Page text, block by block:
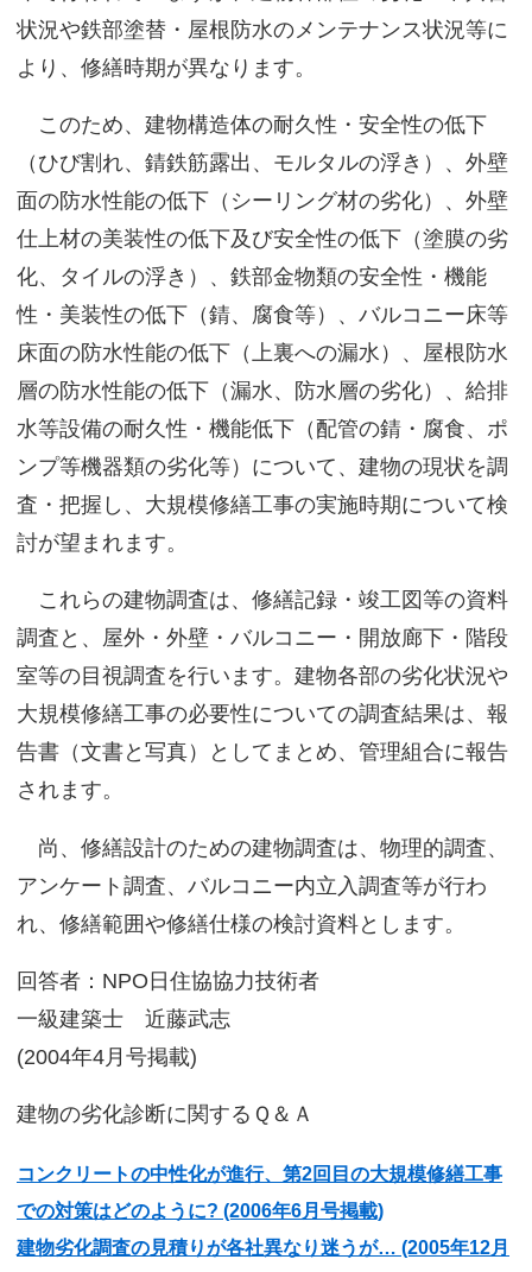
状況や鉄部塗替・屋根防水のメンテナンス状況等に
より、修繕時期が異なります。
このため、建物構造体の耐久性・安全性の低下
（ひび割れ、錆鉄筋露出、モルタルの浮き）、外壁
面の防水性能の低下（シーリング材の劣化）、外壁
仕上材の美装性の低下及び安全性の低下（塗膜の劣
化、タイルの浮き）、鉄部金物類の安全性・機能
性・美装性の低下（錆、腐食等）、バルコニー床等
床面の防水性能の低下（上裏への漏水）、屋根防水
層の防水性能の低下（漏水、防水層の劣化）、給排
水等設備の耐久性・機能低下（配管の錆・腐食、ポ
ンプ等機器類の劣化等）について、建物の現状を調
査・把握し、大規模修繕工事の実施時期について検
討が望まれます。
これらの建物調査は、修繕記録・竣工図等の資料
調査と、屋外・外壁・バルコニー・開放廊下・階段
室等の目視調査を行います。建物各部の劣化状況や
大規模修繕工事の必要性についての調査結果は、報
告書（文書と写真）としてまとめ、管理組合に報告
されます。
尚、修繕設計のための建物調査は、物理的調査、
アンケート調査、バルコニー内立入調査等が行わ
れ、修繕範囲や修繕仕様の検討資料とします。
回答者：NPO日住協協力技術者
一級建築士 近藤武志
(2004年4月号掲載)
建物の劣化診断に関するＱ＆Ａ
コンクリートの中性化が進行、第2回目の大規模修繕工事
での対策はどのように? (2006年6月号掲載)
建物劣化調査の見積りが各社異なり迷うが… (2005年12月